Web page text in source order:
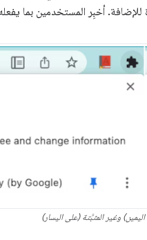
أخبِر المستخدمين بما
وغير المثبَّتة (على اليسار)